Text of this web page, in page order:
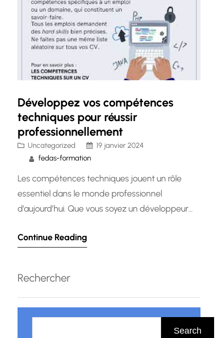
différence…
Développez vos compétences
techniques pour réussir
professionnellement
Uncategorized
19 janvier 2024
fedas-formation
Les compétences techniques jouent un rôle
essentiel dans le monde professionnel
d’aujourd’hui. Que vous soyez un développeur
autre professionnel travaillant dans un domaine
et rester compétitif sur le marché du travail. Les
compétences techniques se…
Continue Reading
Rechercher
Search